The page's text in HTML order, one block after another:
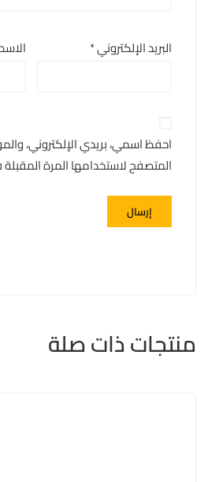
البريد الإلكتروني*
احفظ اسمي، بريدي الإلكتروني،
المتصفح لاستخدامها المرة
منتجات ذات صلة